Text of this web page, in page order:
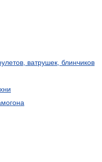
ватрушек, блинчиков